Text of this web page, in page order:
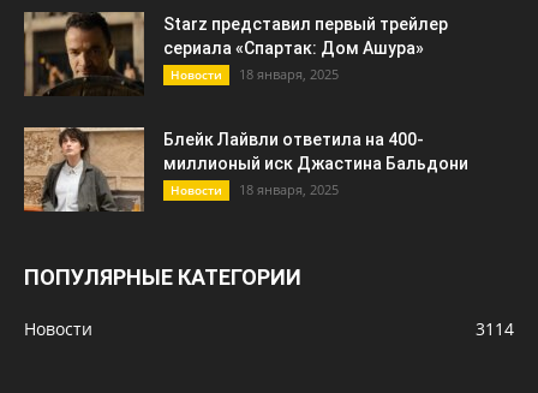
Starz представил первый трейлер
сериала «Спартак: Дом Ашура»
Новости 18 января, 2025
Блейк Лайвли ответила на 400-
миллионый иск Джастина Бальдони
Новости 18 января, 2025
ПОПУЛЯРНЫЕ КАТЕГОРИИ
Новости 3114